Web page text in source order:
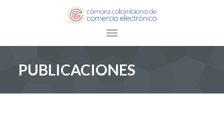
Toggle navigation
PUBLICACIONES